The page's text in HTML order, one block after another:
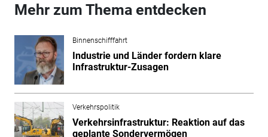
Mehr zum Thema entdecken
Binnenschifffahrt
Industrie und Länder fordern klare
Infrastruktur-Zusagen
Verkehrspolitik
Verkehrsinfrastruktur: Reaktion auf das
geplante Sondervermögen